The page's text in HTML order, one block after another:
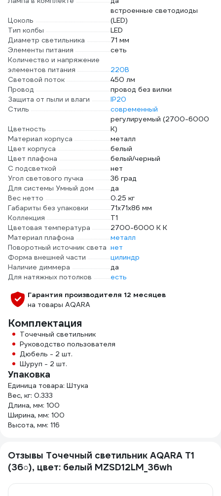
Цоколь
встроенные светодиоды
(LED)
Тип колбы
LED
Диаметр светильника
71 мм
Элементы питания
сеть
Количество и напряжение
элементов питания
220В
Световой поток
450 лм
Провод
провод без вилки
Защита от пыли и влаги
IP20
Стиль
современный
Цветность
регулируемый (2700-6000
К)
Материал корпуса
металл
Цвет корпуса
белый
Цвет плафона
белый/черный
С подсветкой
нет
Угол светового пучка
36 град
Для системы Умный дом
да
Вес нетто
0.25 кг
Габариты без упаковки
71х71х86 мм
Коллекция
T1
Цветовая температура
2700-6000 К К
Материал плафона
металл
Поворотный источник света нет
Форма внешней части
цилиндр
Наличие диммера
да
Для натяжных потолков
есть
Гарантия производителя 12 месяцев
на товары AQARA
Комплектация
Точечный светильник
Руководство пользователя
Дюбель - 2 шт.
Шуруп - 2 шт.
Упаковка
Единица товара: Штука
Вес, кг: 0.333
Длина, мм: 100
Ширина, мм: 100
Высота, мм: 116
Отзывы Точечный светильник AQARA Т1
(36○), цвет: белый MZSD12LM_36wh